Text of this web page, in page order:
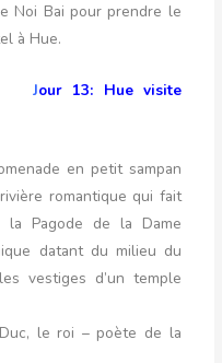
Noi Bai pour prendre le
à Hue.
Jour 13: Hue visite
en petit sampan
romantique qui fait
la Pagode de la Dame
datant du milieu du
vestiges d’un temple
le roi – poète de la